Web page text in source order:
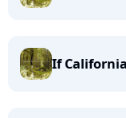
If